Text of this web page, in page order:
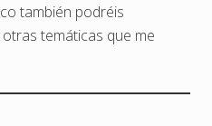
también podréis
temáticas que me